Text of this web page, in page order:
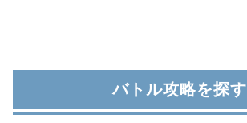
バトル攻略を探す